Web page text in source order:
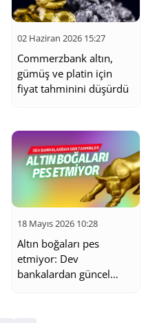
02 Haziran 2026 15:27
Commerzbank altın,
gümüş ve platin için
fiyat tahminini düşürdü
18 Mayıs 2026 10:28
Altın boğaları pes
etmiyor: Dev
bankalardan güncel